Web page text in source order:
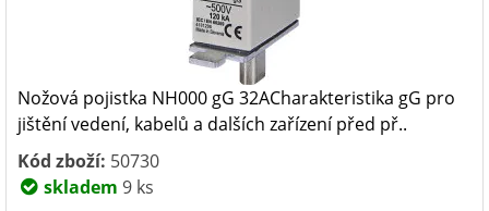
Nožová pojistka NH000 gG 32ACharakteristika gG pro
jištění vedení, kabelů a dalších zařízení před př..
Kód zboží: 50730
skladem 9 ks